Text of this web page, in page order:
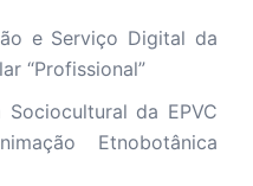
e Serviço Digital da
“Profissional”
da EPVC
Etnobotânica